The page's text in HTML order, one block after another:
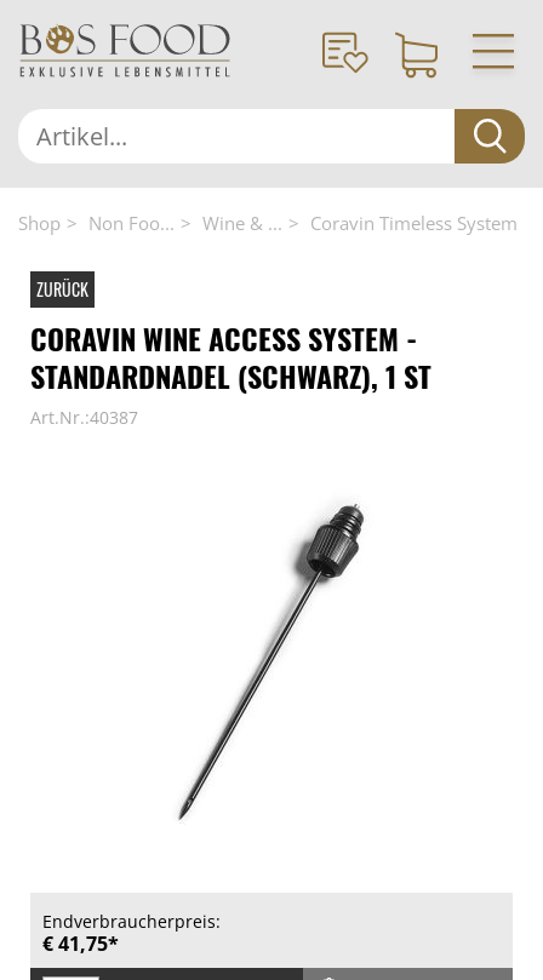
Shop Non Foo... Wine & ... Coravin Timeless System
ZURÜCK
CORAVIN WINE ACCESS SYSTEM -
STANDARDNADEL (SCHWARZ), 1 ST
Art.Nr.:40387
Endverbraucherpreis:
€ 41,75*